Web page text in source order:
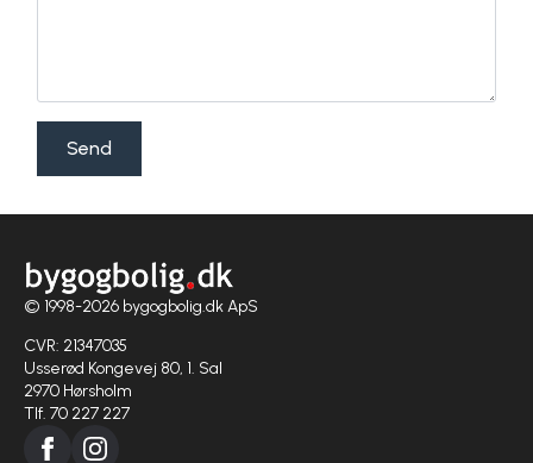
Send
© 1998-2026 bygogbolig.dk ApS
CVR: 21347035
Usserød Kongevej 80, 1. Sal
2970 Hørsholm
Tlf. 70 227 227